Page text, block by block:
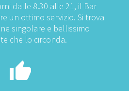
dalle 8.30 alle 21, il Bar
un ottimo servizio. Si trova
singolare e bellissimo
che lo circonda.